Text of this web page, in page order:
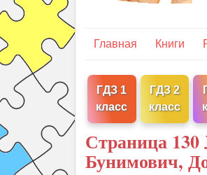
Главная Книги
ГДЗ 1
класс
ГДЗ 2
класс
Страница
Бунимович,